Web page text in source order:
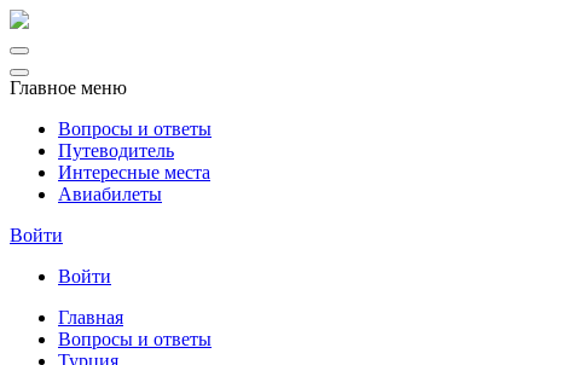
Главное меню
Вопросы и ответы
Путеводитель
Интересные места
Авиабилеты
Войти
Войти
Главная
Вопросы и ответы
Турция